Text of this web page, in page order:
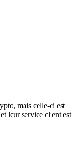
mais celle-ci est
leur service client est